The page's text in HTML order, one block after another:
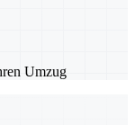
Umzug